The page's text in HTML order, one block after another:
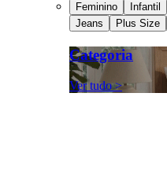
Feminino Infantil
Jeans
Plus Size
Categoria
Ver tudo >